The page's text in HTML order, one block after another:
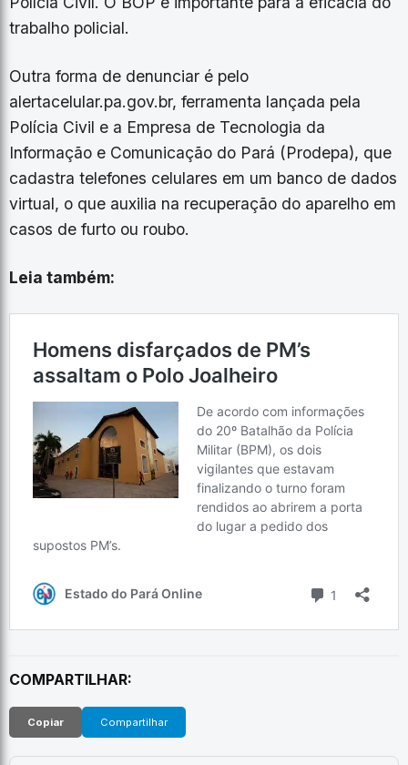
trabalho policial.
Outra forma de denunciar é pelo
alertacelular.pa.gov.br, ferramenta lançada pela
Polícia Civil e a Empresa de Tecnologia da
Informação e Comunicação do Pará (Prodepa), que
cadastra telefones celulares em um banco de dados
virtual, o que auxilia na recuperação do aparelho em
casos de furto ou roubo.
Leia também:
COMPARTILHAR:
Copiar Compartilhar